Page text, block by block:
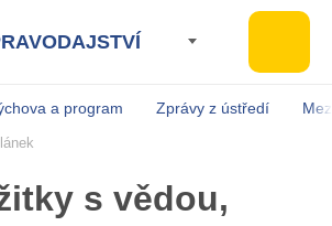
a program Zprávy z ústředí
s vědou,